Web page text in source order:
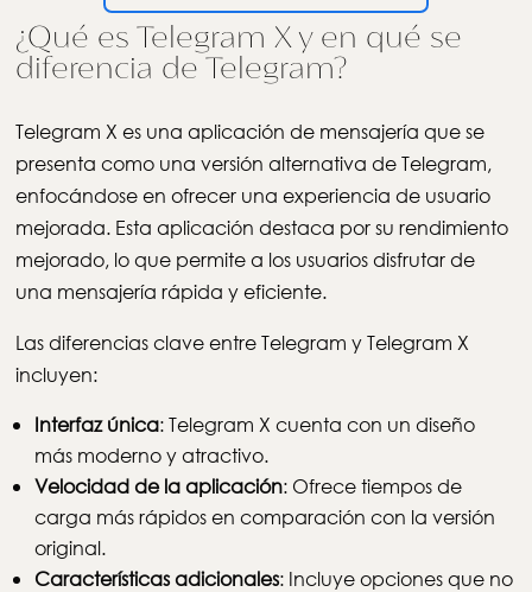
¿Qué es Telegram X y en qué se
diferencia de Telegram?
Telegram X es una aplicación de mensajería que se
presenta como una versión alternativa de Telegram,
enfocándose en ofrecer una experiencia de usuario
mejorada. Esta aplicación destaca por su rendimiento
mejorado, lo que permite a los usuarios disfrutar de
una mensajería rápida y eficiente.
Las diferencias clave entre Telegram y Telegram X
incluyen:
Interfaz única: Telegram X cuenta con un diseño
más moderno y atractivo.
Velocidad de la aplicación: Ofrece tiempos de
carga más rápidos en comparación con la versión
original.
Características adicionales: Incluye opciones que no